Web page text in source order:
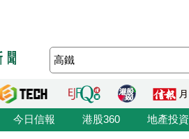
今日信報 港股360 地產投資